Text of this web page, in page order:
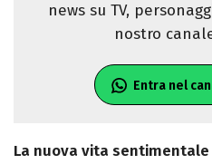
news su TV,
nostro
Entra nel
La nuova vita